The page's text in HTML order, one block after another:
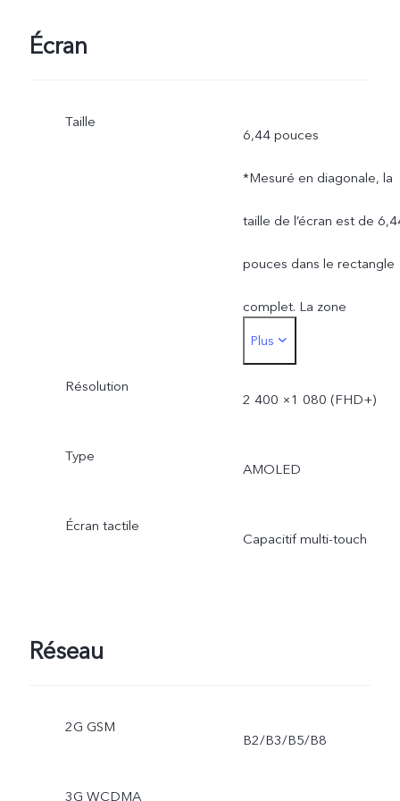
Écran
Taille
6,44 pouces
*Mesuré en diagonale, la
taille de l’écran est de
pouces dans le rectangle
complet. La zone
d’affichage réelle est
légèrement inférieure.
Plus
Résolution
2 400 ×1 080 (FHD+)
Type
AMOLED
Écran tactile
Capacitif multi-touch
Réseau
2G GSM
B2/B3/B5/B8
3G WCDMA